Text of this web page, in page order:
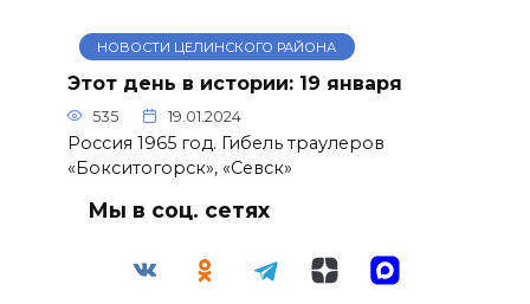
НОВОСТИ ЦЕЛИНСКОГО РАЙОНА
Этот день в истории: 19 января
535 19.01.2024
Россия 1965 год. Гибель траулеров
«Бокситогорск», «Севск»
Мы в соц. сетях